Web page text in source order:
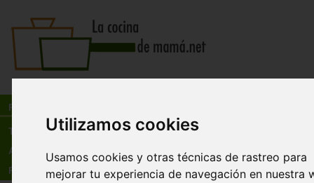
Utilizamos cookies
Usamos cookies y otras técnicas de rastreo para
mejorar tu experiencia de navegación en nuestra
Recetas
Tienda
Actualidad
Registro